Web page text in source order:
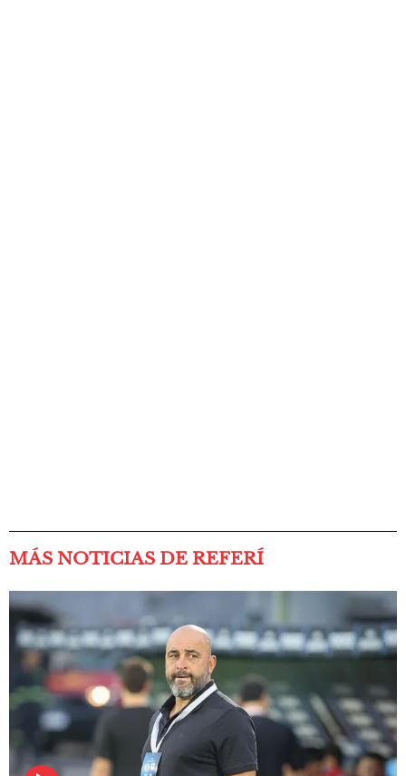
MÁS NOTICIAS DE REFERÍ